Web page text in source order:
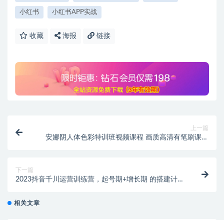
小红书 小红书APP实战
收藏 海报 链接
上一篇
安娜阴人体色彩特训班视频课程 画质高清有笔刷课件
下一篇
2023抖音千川运营训练营，起号期+增长期 的搭建计划
相关文章